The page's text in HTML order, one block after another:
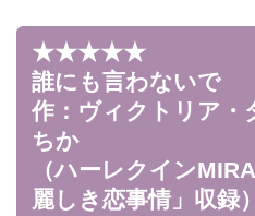
★★★★★
誰にも言わないで
作：ヴィクトリア
ちか
（ハーレクイン
麗しき恋事情」収録）